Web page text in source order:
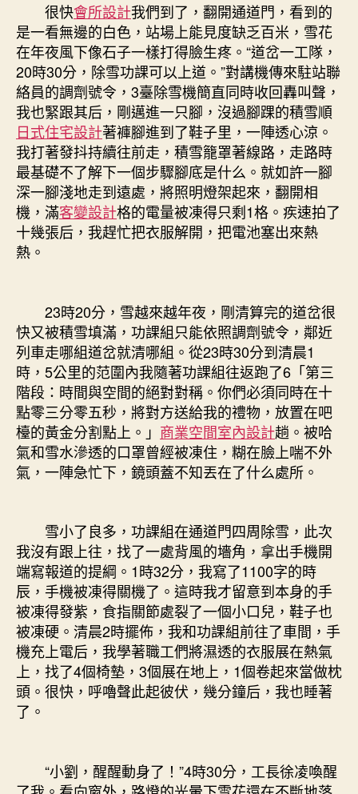
很快會所設計我們到了，翻開通道門，看到的
是一看無邊的白色，站場上能見度缺乏百米，雪花
在年夜風下像石子一樣打得臉生疼。“道岔一工隊，
20時30分，除雪功課可以上道。”對講機傳來駐站聯
絡員的調劑號令，3臺除雪機簡直同時收回轟叫聲，
我也緊跟其后，剛邁進一只腳，沒過腳踝的積雪順
日式住宅設計著褲腳進到了鞋子里，一陣透心涼。
我打著發抖持續往前走，積雪籠罩著線路，走路時
最基礎不了解下一個步驟腳底是什么。就如許一腳
深一腳淺地走到遠處，將照明燈架起來，翻開相
機，滿客變設計格的電量被凍得只剩1格。疾速拍了
十幾張后，我趕忙把衣服解開，把電池塞出來熱
熱。
23時20分，雪越來越年夜，剛清算完的道岔很
快又被積雪填滿，功課組只能依照調劑號令，鄰近
列車走哪組道岔就清哪組。從23時30分到清晨1
時，5公里的范圍內我隨著功課組往返跑了6「第三
階段：時間與空間的絕對對稱。你們必須同時在十
點零三分零五秒，將對方送給我的禮物，放置在吧
檯的黃金分割點上。」 商業空間室內設計趟。被哈
氣和雪水滲透的口罩曾經被凍住，糊在臉上喘不外
氣，一陣急忙下，鏡頭蓋不知丟在了什么處所。
雪小了良多，功課組在通道門四周除雪，此次
我沒有跟上往，找了一處背風的墻角，拿出手機開
端寫報道的提綱。1時32分，我寫了1100字的時
辰，手機被凍得關機了。這時我才留意到本身的手
被凍得發紫，食指關節處裂了一個小口兒，鞋子也
被凍硬。清晨2時擺佈，我和功課組前往了車間，手
機充上電后，我學著職工們將濕透的衣服展在熱氣
上，找了4個椅墊，3個展在地上，1個卷起來當做枕
頭。很快，呼嚕聲此起彼伏，幾分鐘后，我也睡著
了。
“小劉，醒醒動身了！”4時30分，工長徐凌喚醒